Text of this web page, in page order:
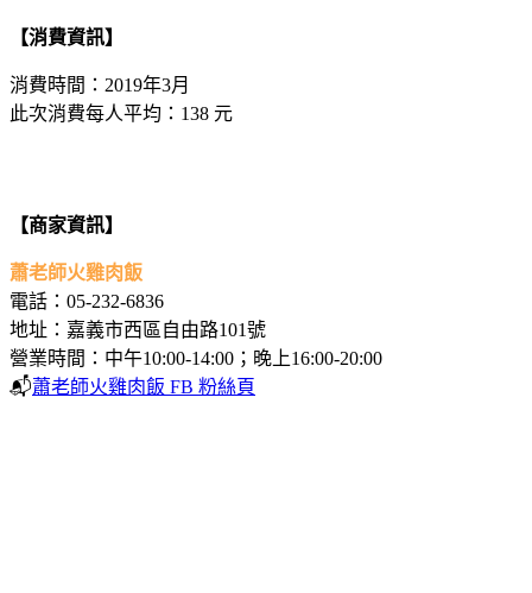
【消費資訊】
消費時間：2019年3月
此次消費每人平均：138 元
【商家資訊】
蕭老師火雞肉飯
電話：05-232-6836
地址：嘉義市西區自由路101號
營業時間：中午10:00-14:00；晚上16:00-20:00
📬蕭老師火雞肉飯 FB 粉絲頁